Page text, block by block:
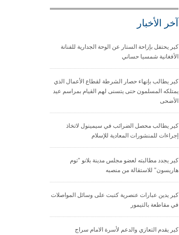
آخر الأخبار
كير يحتفل بإزاحة الستار عن الوحة الجدارية للفنانة
الأفغانية شمسيا حساني
كير يطالب بإنهاء حصار الشرطة لقطاع الأعمال الذي
يمتلكه المسلمون حتى يتسنى لهم القيام بمراسم عيد
الأضحى
كير يطالب محصل الضرائب في سيمينول لاتخاذ
إجراءات للمنشورات المعادية للإسلام
كير يجدد مطالبته لعضو مجلس مدينة بلانو "توم
هاريسون" للاستقالة من منصبه
كير يدين عبارات عنصرية كتبت على وسائل المواصلات
في مقاطعة بالتيمور
كير يقدم التعازي والدعم لأسرة الامام سراج